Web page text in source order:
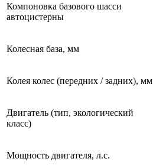
Компоновка базового шасси
автоцистерны
Колесная база, мм
Колея колес (передних / задних), мм
Двигатель (тип, экологический
класс)
Мощность двигателя, л.с.